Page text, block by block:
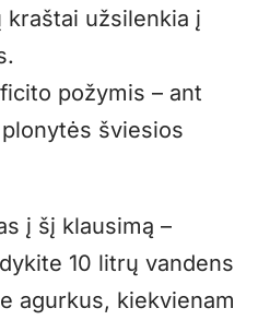
kraštai užsilenkia į
požymis – ant
šviesios
į šį klausimą –
10 litrų vandens
agurkus, kiekvienam